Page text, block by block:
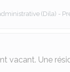
(Dila) -
vacant. Une